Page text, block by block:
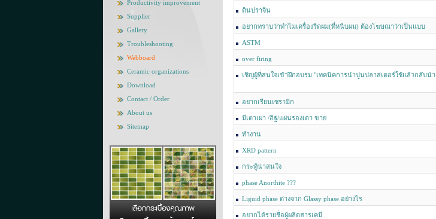
Productivity improvement
Supplier
Gallery
Troubleshooting
Webboard
Ceramic organizations
Download
Contact / Order
About us
Sitemap
จาก เซรามิกทั่วไปยังไงครับ
ดินปราจีน
อยากทราบว่าทำไมเครื่องรีดผม(ที่หนีบผม) ต้องโฆษณาว่าเป็นแบบ
ASTM
over firing
เชิญผู้ที่สนใจเข้าฝึกอบรม "เทคนิคการนำปูนปลาสเตอร์ใช้แล้วกลับนำ
อยากเรียนเซรามิก
มีเตาเผา /อิฐ/แผ่นรองเตา ขาย
ทำงาน
XRD pattern
กระทู้น่าสนใจ
phase Anorthite ???
Liguid phase ต่างจาก Glassy phase อย่างไร
อยากได้รายชื่อผู้ผลิตสารเคมี